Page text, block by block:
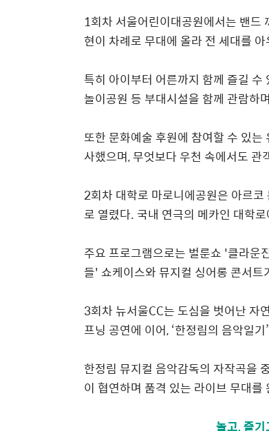
1회차 서울어린이대공원에서는 밴드
현이 차례로 무대에 올라 전 세대를
특히 아이부터 어른까지 함께 즐길 수
놀이공원 등 부대시설을 함께 관람하
또한 문화예술 후원에 참여할 수 있는
사했으며,무엇보다 우천 속에서도 관
2회차 대학로 마로니에공원은 아르코
로 열렸다. 국내 연극의 메카인 대학
주요 프로그램으로는 벌룬쇼 '클라운
들'쇼케이스와 뮤지컬 싱어롱 콘서
3회차 뉴서울CC는 도심을 벗어난 자
프닝 공연에 이어, ‘한정림의 음악일기’
한정림 뮤지컬 음악감독의 자작곡을
이 협연하며 품격 있는 라이브 무대를
놀고, 즐